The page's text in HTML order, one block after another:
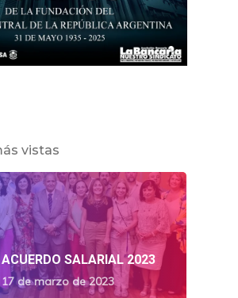
vistas
ACUERDO SALARIAL 2023
17 de marzo de 2023